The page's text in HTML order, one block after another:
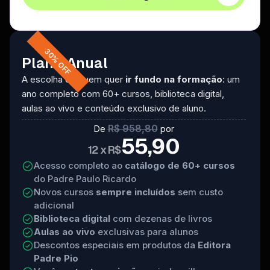
37:35
Colérico
O colérico é rijo de temperamento, enérgico e sagaz.
Dotado de grande força reativa, vê os problemas com
facilidade e busca-lhes sem demora a solução. Mas,
por estar muito voltado para fora, não consegue olhar
para dentro e reconhecer suas próprias
responsabilidades.
30:43
Humildade
A humildade, segundo a clássica definição de Santa
Teresa, é caminhar na verdade, ou seja, é o
Excelente curso!!!
Vivian Leite R Ishi
Irmã Maria Violeta de Jesus Sacramentado
Muito bom! Que Deus abençoe o Pe. Paulo Ricardo.
Viviane Oliveira
Plano Anual
A escolha de quem quer ir fundo na formação: um
ano completo com 60+ cursos, biblioteca digital,
aulas ao vivo e conteúdo exclusivo de aluno.
DeR$ 958,80por
12 x R$55,90
Acesso completo ao catálogo de 60+ cursos
do Padre Paulo Ricardo
Novos cursos sempre incluídos sem custo
adicional
Biblioteca digital com dezenas de livros
Aulas ao vivo exclusivas para alunos
Descontos especiais em produtos da Editora
Padre Pio
30% OFF